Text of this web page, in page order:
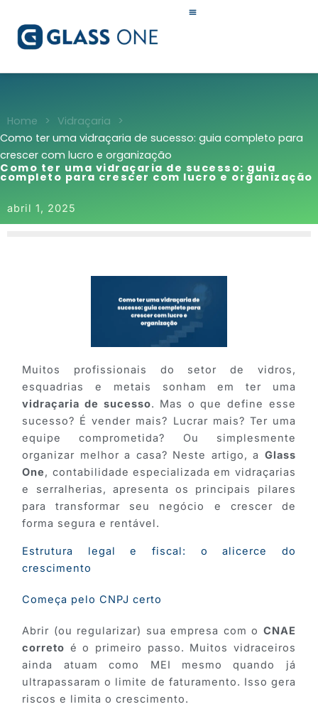
para
Home > Vidraçaria
>
Como ter uma vidraçaria de sucesso: guia completo para
crescer com lucro e organização
Como ter uma vidraçaria de sucesso: guia
completo para crescer com lucro e organização
abril 1, 2025
Muitos profissionais do setor de vidros,
esquadrias e metais sonham em ter uma
vidraçaria de sucesso. Mas o que define esse
sucesso? É vender mais? Lucrar mais? Ter uma
equipe comprometida? Ou simplesmente
organizar melhor a casa? Neste artigo, a Glass
One, contabilidade especializada em vidraçarias
e serralherias, apresenta os principais pilares
para transformar seu negócio e crescer de
forma segura e rentável.
Estrutura legal e fiscal: o alicerce do
crescimento
Começa pelo CNPJ certo
Abrir (ou regularizar) sua empresa com o CNAE
correto é o primeiro passo. Muitos vidraceiros
ainda atuam como MEI mesmo quando já
ultrapassaram o limite de faturamento. Isso gera
riscos e limita o crescimento.